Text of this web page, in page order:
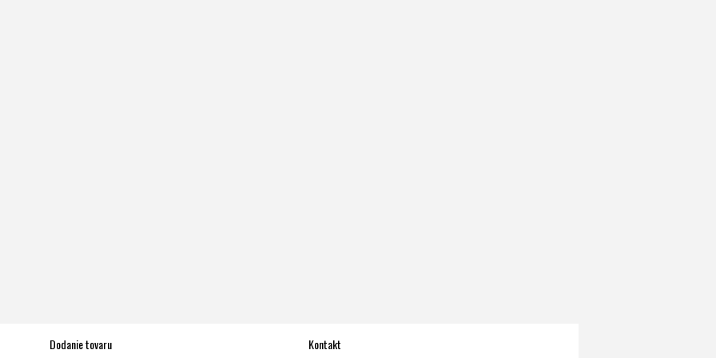
Dodanie tovaru Kontakt